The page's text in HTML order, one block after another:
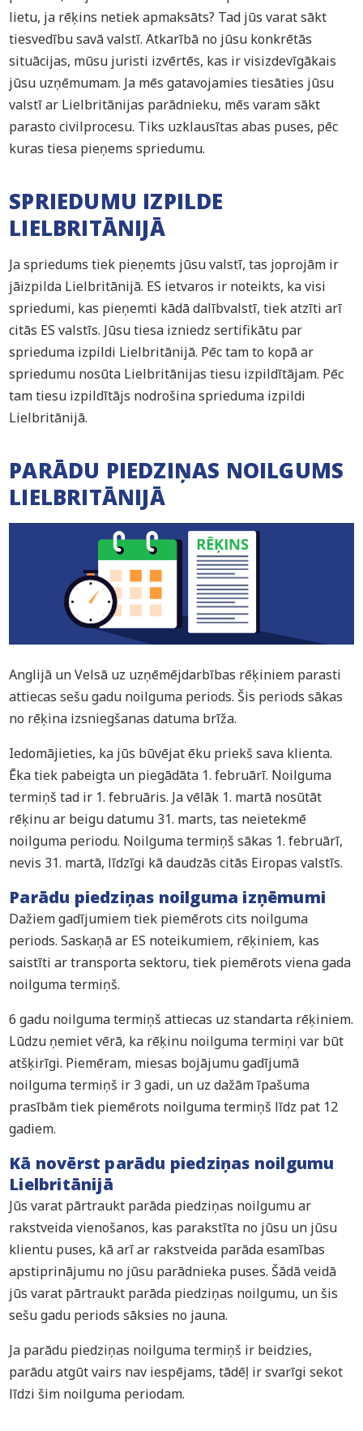
lietu, ja rēķins netiek apmaksāts? Tad jūs varat sākt
tiesvedību savā valstī. Atkarībā no jūsu konkrētās
situācijas, mūsu juristi izvērtēs, kas ir visizdevīgākais
jūsu uzņēmumam. Ja mēs gatavojamies tiesāties jūsu
valstī ar Lielbritānijas parādnieku, mēs varam sākt
parasto civilprocesu. Tiks uzklausītas abas puses, pēc
kuras tiesa pieņems spriedumu.
SPRIEDUMU IZPILDE
LIELBRITĀNIJĀ
Ja spriedums tiek pieņemts jūsu valstī, tas joprojām ir
jāizpilda Lielbritānijā. ES ietvaros ir noteikts, ka visi
spriedumi, kas pieņemti kādā dalībvalstī, tiek atzīti arī
citās ES valstīs. Jūsu tiesa izniedz sertifikātu par
sprieduma izpildi Lielbritānijā. Pēc tam to kopā ar
spriedumu nosūta Lielbritānijas tiesu izpildītājam. Pēc
tam tiesu izpildītājs nodrošina sprieduma izpildi
Lielbritānijā.
PARĀDU PIEDZIŅAS NOILGUMS
LIELBRITĀNIJĀ
Anglijā un Velsā uz uzņēmējdarbības rēķiniem parasti
attiecas sešu gadu noilguma periods. Šis periods sākas
no rēķina izsniegšanas datuma brīža.
Iedomājieties, ka jūs būvējat ēku priekš sava klienta.
Ēka tiek pabeigta un piegādāta 1. februārī. Noilguma
termiņš tad ir 1. februāris. Ja vēlāk 1. martā nosūtāt
rēķinu ar beigu datumu 31. marts, tas neietekmē
noilguma periodu. Noilguma termiņš sākas 1. februārī,
nevis 31. martā, līdzīgi kā daudzās citās Eiropas valstīs.
Parādu piedziņas noilguma izņēmumi
Dažiem gadījumiem tiek piemērots cits noilguma
periods. Saskaņā ar ES noteikumiem, rēķiniem, kas
saistīti ar transporta sektoru, tiek piemērots viena gada
noilguma termiņš.
6 gadu noilguma termiņš attiecas uz standarta rēķiniem.
Lūdzu ņemiet vērā, ka rēķinu noilguma termiņi var būt
atšķirīgi. Piemēram, miesas bojājumu gadījumā
noilguma termiņš ir 3 gadi, un uz dažām īpašuma
prasībām tiek piemērots noilguma termiņš līdz pat 12
gadiem.
Kā novērst parādu piedziņas noilgumu
Lielbritānijā
Jūs varat pārtraukt parāda piedziņas noilgumu ar
rakstveida vienošanos, kas parakstīta no jūsu un jūsu
klientu puses, kā arī ar rakstveida parāda esamības
apstiprinājumu no jūsu parādnieka puses. Šādā veidā
jūs varat pārtraukt parāda piedziņas noilgumu, un šis
sešu gadu periods sāksies no jauna.
Ja parādu piedziņas noilguma termiņš ir beidzies,
parādu atgūt vairs nav iespējams, tādēļ ir svarīgi sekot
līdzi šim noilguma periodam.